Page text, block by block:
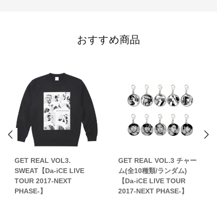
おすすめ商品
GET REAL VOL3.
SWEAT【Da-iCE LIVE
TOUR 2017-NEXT
PHASE-】
GET REAL VOL.3 チャー
ム(全10種類/ランダム)
【Da-iCE LIVE TOUR
2017-NEXT PHASE-】